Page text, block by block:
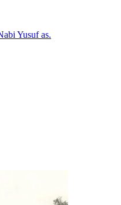
Yusuf as.